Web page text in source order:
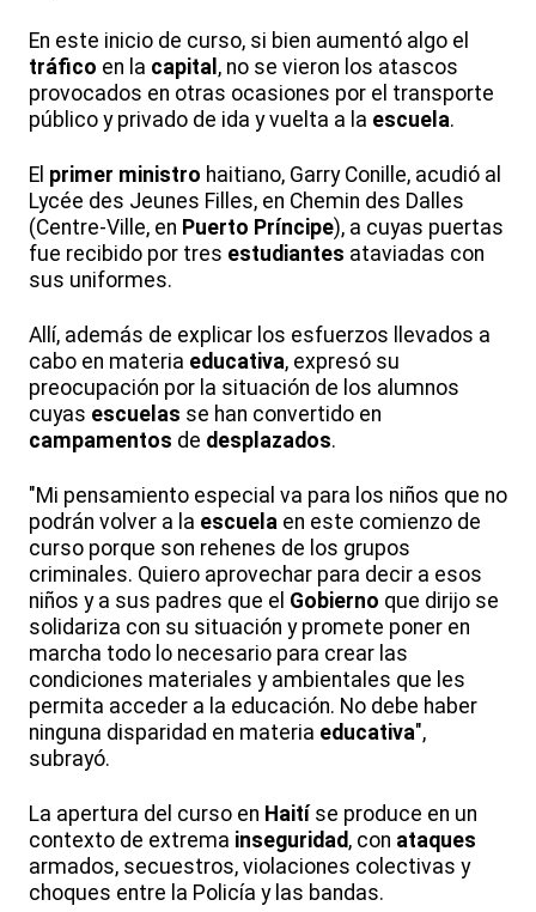
En este inicio de curso, si bien aumentó algo el
tráfico en la capital , no se vieron los atascos
provocados en otras ocasiones por el transporte
público y privado de ida y vuelta a la escuela.
El primer ministro haitiano, Garry Conille, acudió al
Lycée des Jeunes Filles, en Chemin des Dalles
(Centre-Ville, en Puerto Príncipe), a cuyas puertas
fue recibido por tres estudiantes ataviadas con
sus uniformes.
Allí, además de explicar los esfuerzos llevados a
cabo en materia educativa, expresó su
preocupación por la situación de los alumnos
cuyas escuelas se han convertido en
campamentos de desplazados.
"Mi pensamiento especial va para los niños que no
podrán volver a la escuela en este comienzo de
curso porque son rehenes de los grupos
criminales. Quiero aprovechar para decir a esos
niños y a sus padres que el Gobierno que dirijo se
solidariza con su situación y promete poner en
marcha todo lo necesario para crear las
condiciones materiales y ambientales que les
permita acceder a la educación. No debe haber
ninguna disparidad en materia educativa",
subrayó.
La apertura del curso en Haití se produce en un
contexto de extrema inseguridad, con ataques
armados, secuestros, violaciones colectivas y
choques entre la Policía y las bandas.